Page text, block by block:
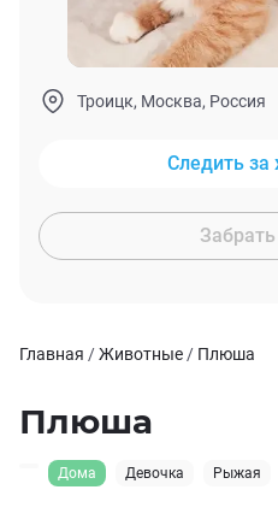
Троицк, Москва, Россия
Следить
Главная /Животные / Плюша
Плюша
Дома Девочка Рыжая